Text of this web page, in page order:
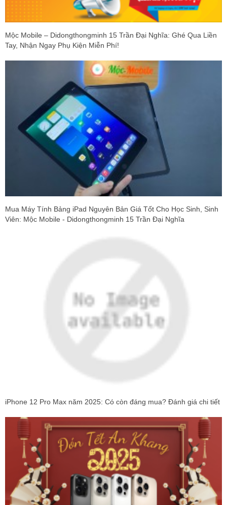
Mộc Mobile – Didongthongminh 15 Trần Đại Nghĩa: Ghé Qua Liền
Tay, Nhận Ngay Phụ Kiện Miễn Phí!
Mua Máy Tính Bảng iPad Nguyên Bản Giá Tốt Cho Học Sinh, Sinh
Viên: Mộc Mobile - Didongthongminh 15 Trần Đại Nghĩa
iPhone 12 Pro Max năm 2025: Có còn đáng mua? Đánh giá chi tiết